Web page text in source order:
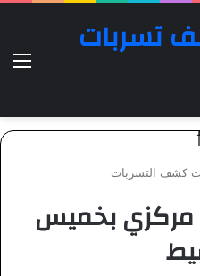
تسربات
كشف التسربات
مركزي بخميس